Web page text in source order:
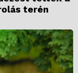
terén